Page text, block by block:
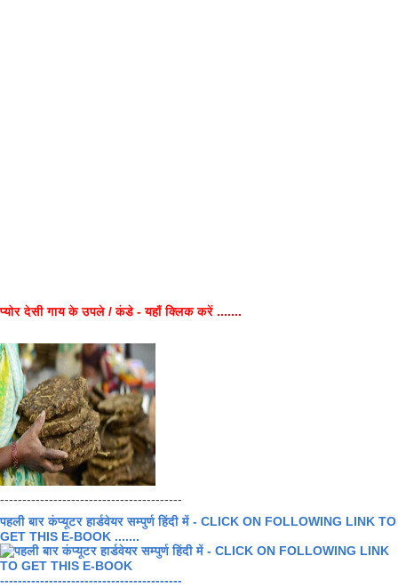
प्योर देसी गाय के उपले / कंडे - यहाँ क्लिक करें .......
-----------------------------------------
पहली बार कंप्यूटर हार्डवेयर सम्पुर्ण हिंदी में - CLICK ON FOLLOWING LINK TO
GET THIS E-BOOK .......
-----------------------------------------